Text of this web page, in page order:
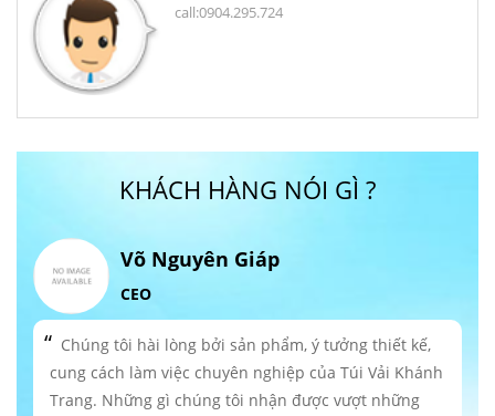
call:0904.295.724
KHÁCH HÀNG NÓI GÌ ?
Võ Nguyên Giáp
CEO
Chúng tôi hài lòng bởi sản phẩm, ý tưởng thiết kế,
cung cách làm việc chuyên nghiệp của Túi Vải Khánh
Trang. Những gì chúng tôi nhận được vượt những